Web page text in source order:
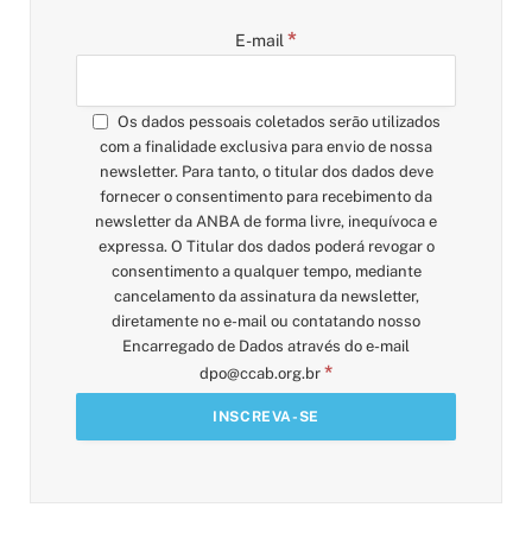
E-mail *
Os dados pessoais coletados serão utilizados
com a finalidade exclusiva para envio de nossa
newsletter. Para tanto, o titular dos dados deve
fornecer o consentimento para recebimento da
newsletter da ANBA de forma livre, inequívoca e
expressa. O Titular dos dados poderá revogar o
consentimento a qualquer tempo, mediante
cancelamento da assinatura da newsletter,
diretamente no e-mail ou contatando nosso
Encarregado de Dados através do e-mail
dpo@ccab.org.br *